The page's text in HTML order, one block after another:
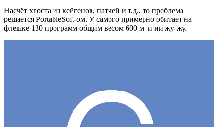
Насчёт хвоста из кейгенов, патчей и т.д., то проблема
решается PortableSoft-ом. У самого примерно обитает на
флешке 130 программ общим весом 600 м. и ни жу-жу.